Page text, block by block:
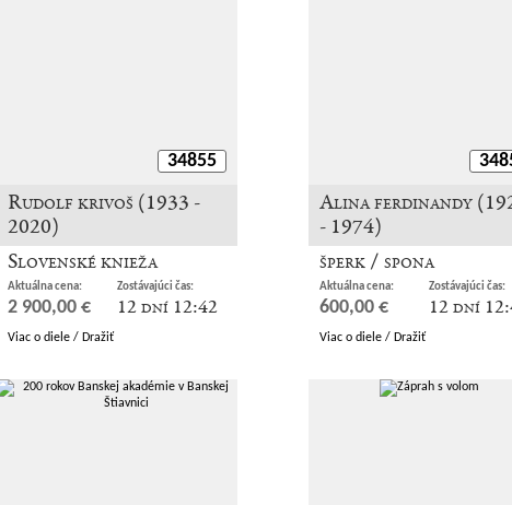
34855
Rudolf krivoš (1933 -
2020)
Slovenské knieža
Aktuálna cena:
2 900,00 €
Zostávajúci čas:
12 dní 12:42
Viac o diele / Dražiť
Alina ferdinandy
- 1974)
šperk / spona
Aktuálna cena:
600,00 €
Zostávajúci čas:
12 dní
Viac o diele / Dražiť